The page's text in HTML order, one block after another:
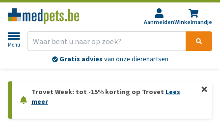
AanmeldenWinkelmandje
Menu
Gratis advies van onze dierenartsen
Trovet Week: tot -15% korting op Trovet Lees
meer